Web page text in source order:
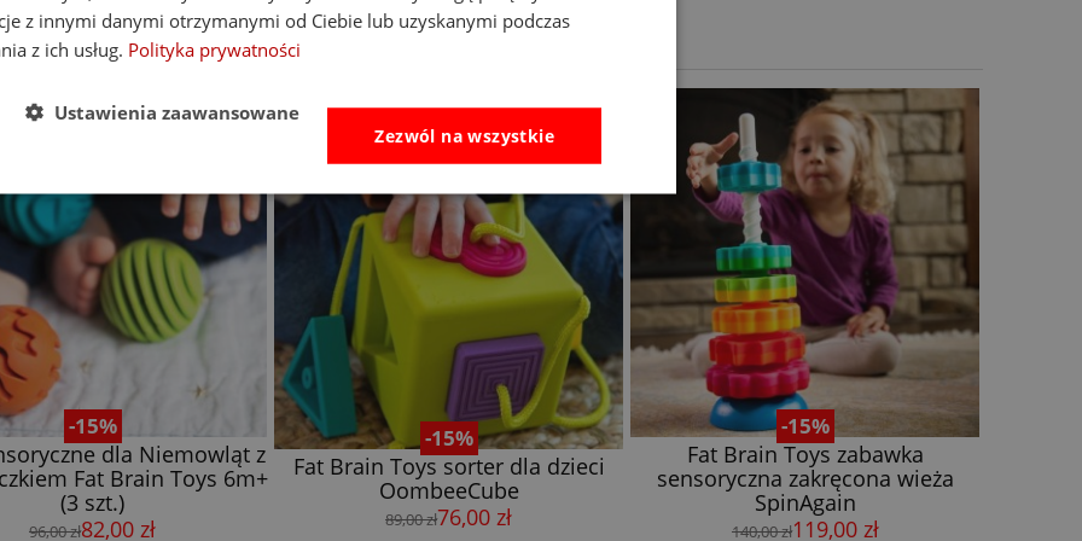
-15%
dla Niemowląt z
Fat Brain Toys 6m+
(3 szt.)
96,00 zł82,00 zł
-15%
Fat Brain Toys sorter dla dzieci
OombeeCube
89,00 zł76,00 zł
-15%
Fat Brain Toys zabawka
sensoryczna zakręcona wieża
SpinAgain
140,00 zł119,00 zł
z innymi danymi otrzymanymi od Ciebie lub uzyskanymi podczas
z ich usług. Polityka prywatności
Zezwól na wszystkie
Ustawienia zaawansowane